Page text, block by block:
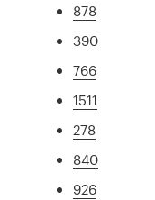
878
390
766
1511
278
840
926